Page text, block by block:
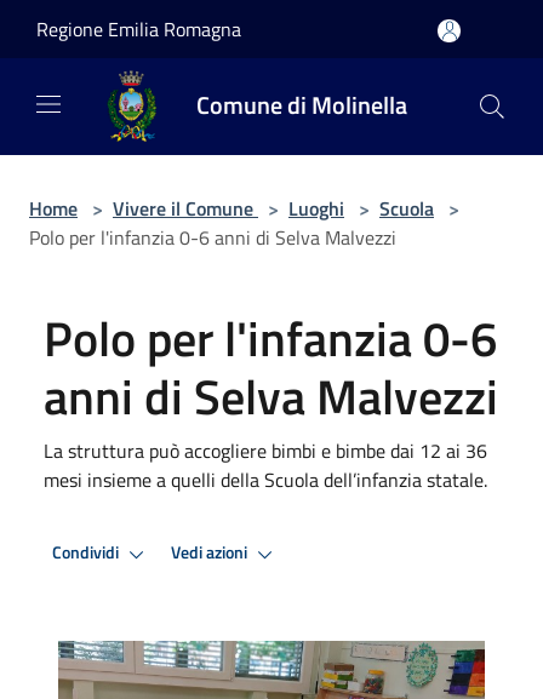
Regione Emilia Romagna
Comune di Molinella
Home > Vivere il Comune > Luoghi > Scuola >
Polo per l'infanzia 0-6 anni di Selva Malvezzi
Polo per l'infanzia 0-6
anni di Selva Malvezzi
La struttura può accogliere bimbi e bimbe dai 12 ai 36
mesi insieme a quelli della Scuola dell’infanzia statale.
Condividi Vedi azioni